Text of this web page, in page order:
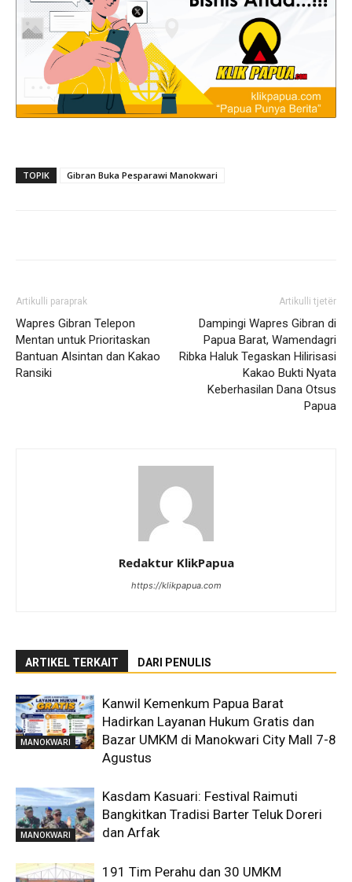
TOPIK Gibran Buka Pesparawi Manokwari
Artikulli paraprak
Wapres Gibran Telepon
Mentan untuk Prioritaskan
Bantuan Alsintan dan Kakao
Ransiki
Artikulli tjetër
Dampingi Wapres Gibran di
Papua Barat, Wamendagri
Ribka Haluk Tegaskan Hilirisasi
Kakao Bukti Nyata
Keberhasilan Dana Otsus
Papua
Redaktur KlikPapua
https://klikpapua.com
ARTIKEL TERKAIT DARI PENULIS
MANOKWARI
Kanwil Kemenkum Papua Barat
Hadirkan Layanan Hukum Gratis dan
Bazar UMKM di Manokwari City Mall 7-8
Agustus
MANOKWARI
Kasdam Kasuari: Festival Raimuti
Bangkitkan Tradisi Barter Teluk Doreri
dan Arfak
191 Tim Perahu dan 30 UMKM